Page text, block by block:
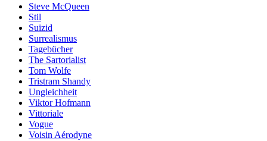
Steve McQueen
Stil
Suizid
Surrealismus
Tagebücher
The Sartorialist
Tom Wolfe
Tristram Shandy
Ungleichheit
Viktor Hofmann
Vittoriale
Vogue
Voisin Aérodyne